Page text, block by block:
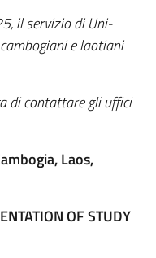
il servizio di Uni-
e laotiani
di contattare gli uffici
Laos,
OF STUDY